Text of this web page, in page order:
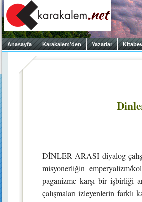
Anasayfa Karakalem’den Yazarlar
DİNLER ARASI diyalog
misyonerliğin emperyalizm/
paganizme karşı bir işbirliği
çalışmaları izleyenlerin farklı